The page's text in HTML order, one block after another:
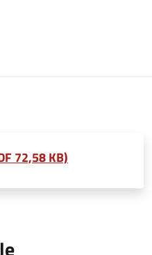
72,58 KB)